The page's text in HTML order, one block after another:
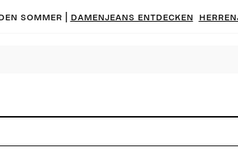
Sommer | Damenjeans entdecken